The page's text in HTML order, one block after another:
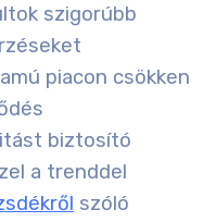
szigorúbb
piacon csökken
biztosító
a trenddel
szóló